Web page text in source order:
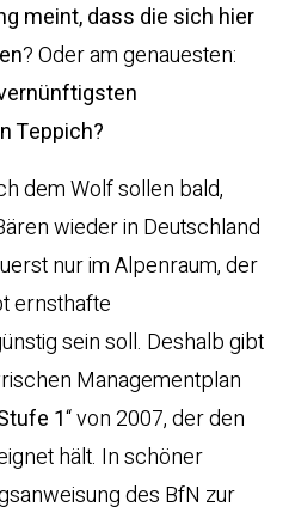
meint, dass die sich hier
? Oder am genauesten:
Teppich?
dem Wolf sollen bald,
wieder in Deutschland
nur im Alpenraum, der
ernsthafte
sein soll. Deshalb gibt
Managementplan
1“ von 2007, der den
hält. In schöner
des BfN zur